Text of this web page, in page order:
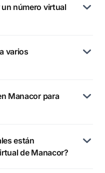
número virtual
varios
Manacor para
están
de Manacor?